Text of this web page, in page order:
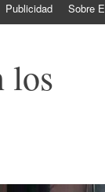
Publicidad Sobre
los